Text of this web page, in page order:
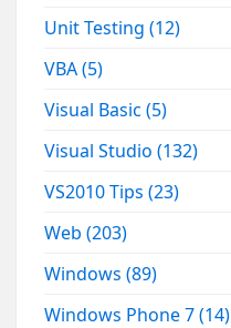
Unit Testing(12)
VBA(5)
Visual Basic(5)
Visual Studio(132)
VS2010 Tips(23)
Web(203)
Windows(89)
Windows Phone 7(14)